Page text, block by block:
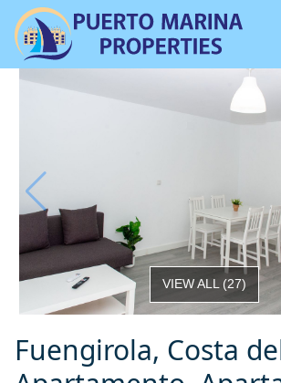
VIEW ALL(27)
Fuengirola, Costa